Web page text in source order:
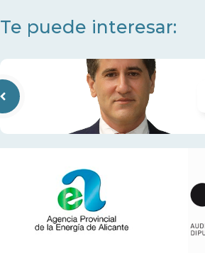
Te puede interesar: